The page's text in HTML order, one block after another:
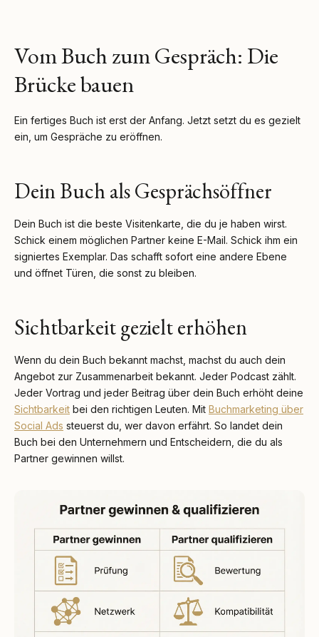
Vom Buch zum Gespräch: Die
Brücke bauen
Ein fertiges Buch ist erst der Anfang. Jetzt setzt du es gezielt
ein, um Gespräche zu eröffnen.
Dein Buch als Gesprächsöffner
Dein Buch ist die beste Visitenkarte, die du je haben wirst.
Schick einem möglichen Partner keine E-Mail. Schick ihm ein
signiertes Exemplar. Das schafft sofort eine andere Ebene
und öffnet Türen, die sonst zu bleiben.
Sichtbarkeit gezielt erhöhen
Wenn du dein Buch bekannt machst, machst du auch dein
Angebot zur Zusammenarbeit bekannt. Jeder Podcast zählt.
Jeder Vortrag und jeder Beitrag über dein Buch erhöht deine
Sichtbarkeit bei den richtigen Leuten. Mit Buchmarketing über
Social Ads steuerst du, wer davon erfährt. So landet dein
Buch bei den Unternehmern und Entscheidern, die du als
Partner gewinnen willst.